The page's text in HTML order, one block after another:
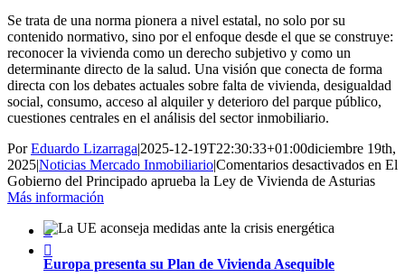
Se trata de una norma pionera a nivel estatal, no solo por su
contenido normativo, sino por el enfoque desde el que se construye:
reconocer la vivienda como un derecho subjetivo y como un
determinante directo de la salud. Una visión que conecta de forma
directa con los debates actuales sobre falta de vivienda, desigualdad
social, consumo, acceso al alquiler y deterioro del parque público,
cuestiones centrales en el análisis del sector inmobiliario.
PorEduardo Lizarraga|2025-12-19T22:30:33+01:00diciembre 19th,
2025|Noticias Mercado Inmobiliario|Comentarios desactivados en El
Gobierno del Principado aprueba la Ley de Vivienda de Asturias
Más información
Europa presenta su Plan de Vivienda Asequible

